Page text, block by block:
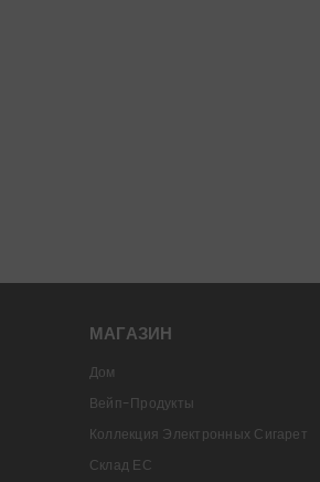
МАГАЗИН
Дом
Вейп-Продукты
Коллекция Электронных Сигарет
Склад ЕС